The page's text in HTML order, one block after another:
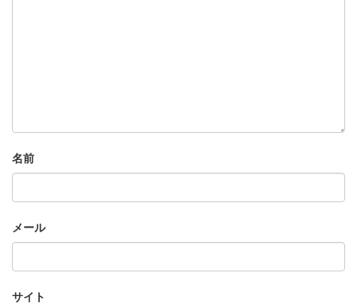
名前
メール
サイト